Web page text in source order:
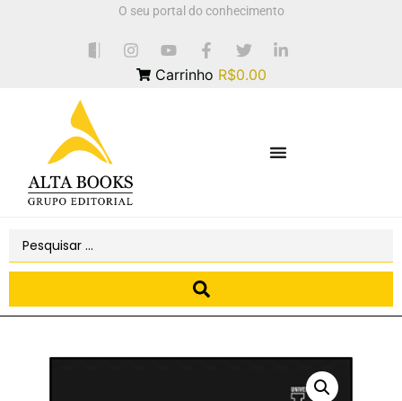
O seu portal do conhecimento
Carrinho R$0.00